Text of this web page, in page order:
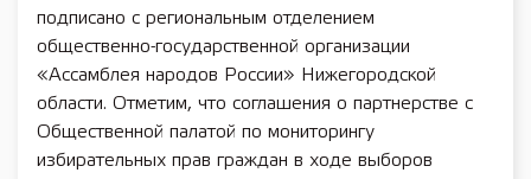
подписано с региональным отделением
общественно-государственной организации
«Ассамблея народов России» Нижегородской
области. Отметим, что соглашения о партнерстве с
Общественной палатой по мониторингу
избирательных прав граждан в ходе выборов